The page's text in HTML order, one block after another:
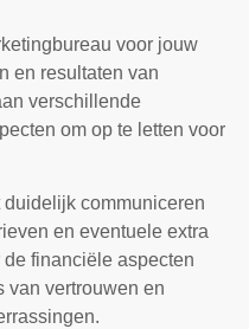
voor jouw
en resultaten van
verschillende
om op te letten voor
communiceren
en eventuele extra
financiële aspecten
van vertrouwen en